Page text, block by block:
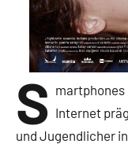
S martphones
Internet
und Jugendlicher